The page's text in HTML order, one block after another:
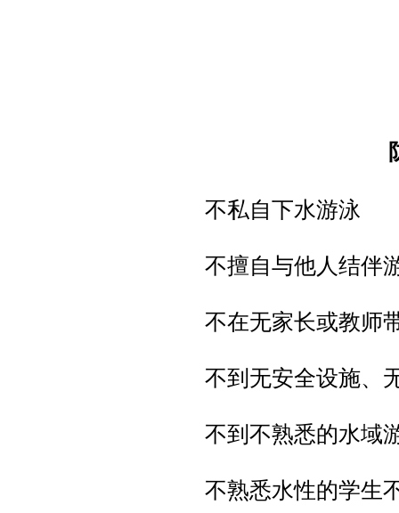
不私自下水游泳
不擅自与他人结伴
不在无家长或教师
不到无安全设施、
不到不熟悉的水域
不熟悉水性的学生